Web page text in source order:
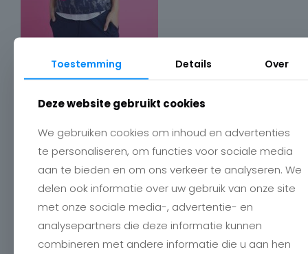
Contact
Charlotte
Romboutstraat 24
+32 89515466
info@charlottebilzen.be
Toestemming Details Over
Deze website gebruikt cookies
We gebruiken cookies om inhoud en advertenties
te personaliseren, om functies voor sociale media
aan te bieden en om ons verkeer te analyseren. We
delen ook informatie over uw gebruik van onze site
met onze sociale media-, advertentie- en
analysepartners die deze informatie kunnen
combineren met andere informatie die u aan hen